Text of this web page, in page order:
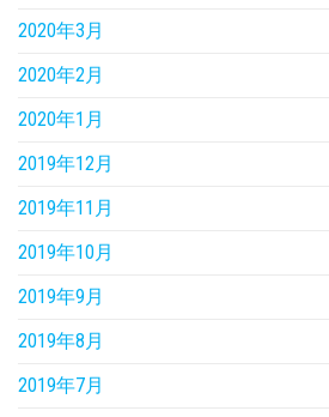
2020年3月
2020年2月
2020年1月
2019年12月
2019年11月
2019年10月
2019年9月
2019年8月
2019年7月